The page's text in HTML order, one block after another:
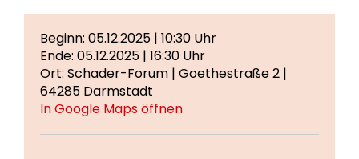
Beginn: 05.12.2025 | 10:30 Uhr
Ende: 05.12.2025 | 16:30 Uhr
Ort: Schader-Forum | Goethestraße 2 |
64285 Darmstadt
In Google Maps öffnen